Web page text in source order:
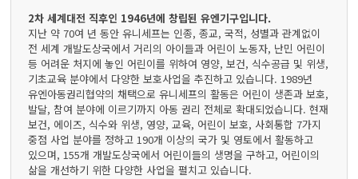
2차 세계대전 직후인 1946년에 창립된 유엔기구입니다.
지난 약 70여 년 동안 유니세프는 인종, 종교, 국적, 성별과 관계없이
전 세계 개발도상국에서 거리의 아이들과 어린이 노동자, 난민 어린이
등 어려운 처지에 놓인 어린이를 위하여 영양, 보건, 식수공급 및 위생,
기초교육 분야에서 다양한 보호사업을 추진하고 있습니다. 1989년
유엔아동권리협약의 채택으로 유니세프의 활동은 어린이 생존과 보호,
발달, 참여 분야에 이르기까지 아동 권리 전체로 확대되었습니다. 현재
보건, 에이즈, 식수와 위생, 영양, 교육, 어린이 보호, 사회통합 7가지
중점 사업 분야를 정하고 190개 이상의 국가 및 영토에서 활동하고
있으며, 155개 개발도상국에서 어린이들의 생명을 구하고, 어린이의
삶을 개선하기 위한 다양한 사업을 펼치고 있습니다.